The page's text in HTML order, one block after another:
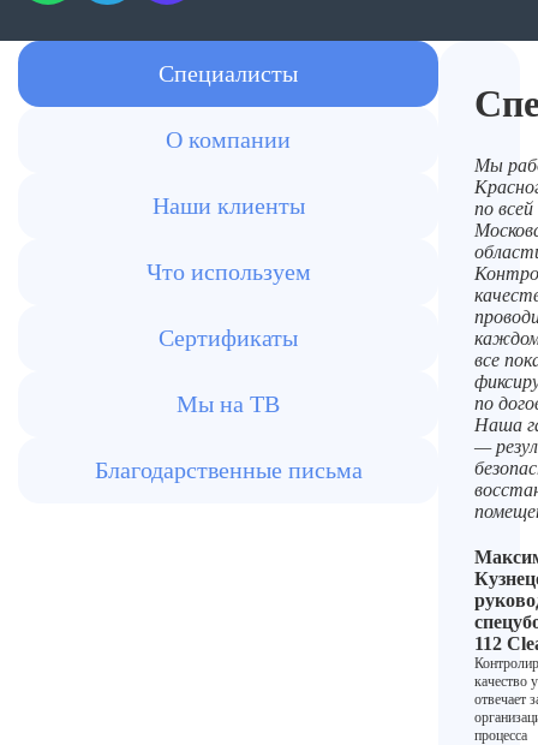
Специалисты
О компании
Наши клиенты
Что используем
Сертификаты
Мы на ТВ
Благодарственные письма
Мы
по всей
все
по
Наша
—
112
качество
отвечает
процесса